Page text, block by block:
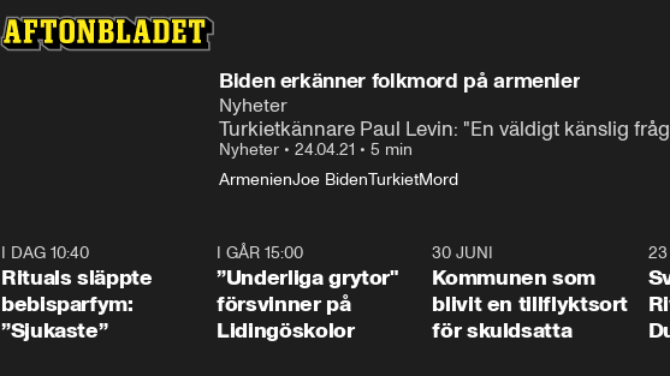
Biden erkänner folkmord på armenier
Nyheter
Turkietkännare Paul Levin: "En väldigt känslig
Nyheter • 24.04.21 • 5 min
ArmenienJoe BidenTurkietMord
I DAG 10:40
Rituals släppte
bebisparfym:
”Sjukaste”
1:07
I GÅR 15:00
”Underliga grytor"
försvinner på
Lidingöskolor
30 JUNI
Kommunen som
blivit en tillflyktsort
för skuldsatta